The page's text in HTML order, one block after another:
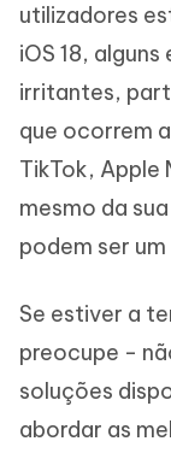
utilizadores
iOS 18,
irritantes,
que ocorrem
TikTok, Apple
mesmo da
podem ser
Se estiver a
preocupe -
soluções
abordar as